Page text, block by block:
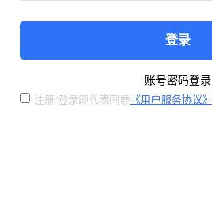
登录
账号密码登录
注册/登录即代表同意 《用户服务协议》